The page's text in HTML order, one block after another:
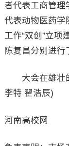
者代表工商管理
代表动物医药学
工作“双创”立项
陈复昌分别进行
大会在雄壮的
李特 翟浩辰)
河南高校网